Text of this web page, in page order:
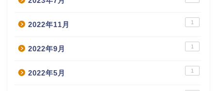
2022年11月 1
2022年9月 1
2022年5月 1